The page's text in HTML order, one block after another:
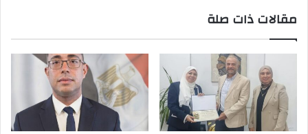
التنافسية
مقالات ذات صلة